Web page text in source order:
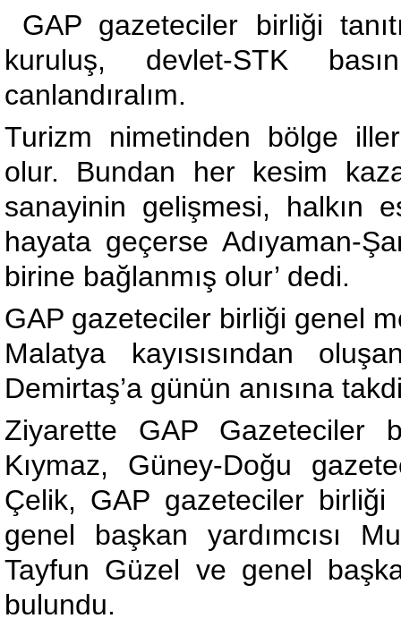
GAP gazeteciler birliği
kuruluş, devlet-STK
canlandıralım.
Turizm nimetinden bölge
olur. Bundan her kesim
sanayinin gelişmesi, halkın
hayata geçerse Adıyaman-
birine bağlanmış olur’ dedi.
GAP gazeteciler birliği genel
Malatya kayısısından
Demirtaş’a günün anısına
Ziyarette GAP Gazeteciler
Kıymaz, Güney-Doğu
Çelik, GAP gazeteciler
genel başkan yardımcısı
Tayfun Güzel ve genel
bulundu.